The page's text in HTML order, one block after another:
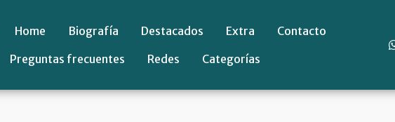
Home Biografía Destacados Extra
Contacto
Preguntas frecuentes
Redes Categorías